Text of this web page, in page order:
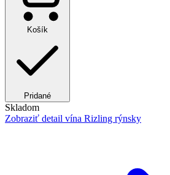
Košík
Pridané
Skladom
Zobraziť detail vína Rizling rýnsky